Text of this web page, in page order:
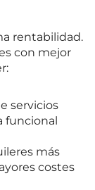
rentabilidad.
con mejor
servicios
funcional
más
costes